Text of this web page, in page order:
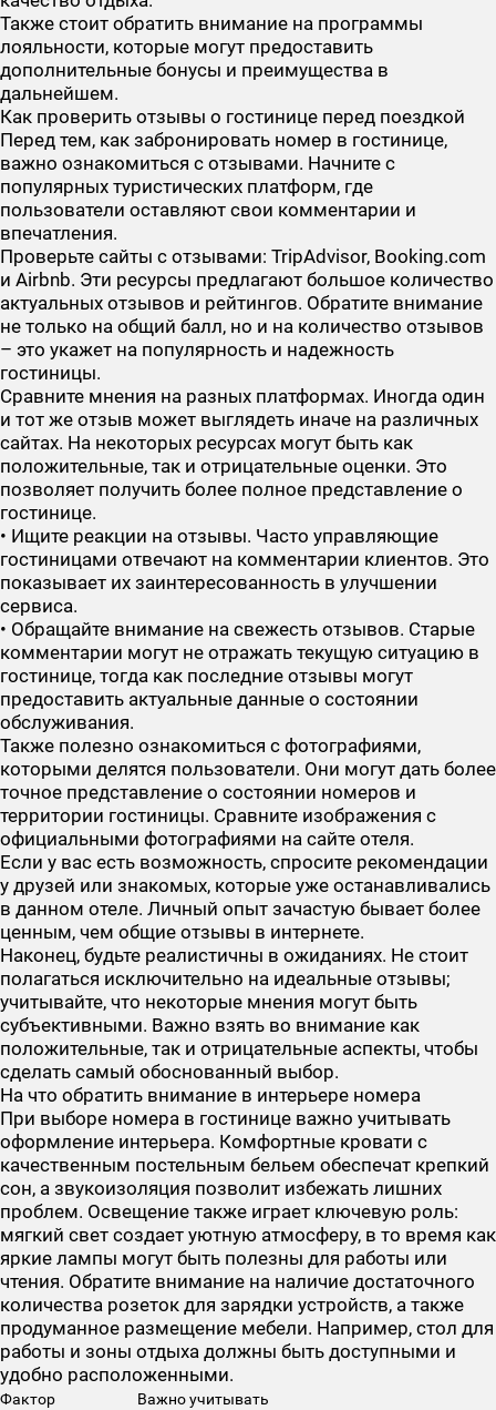
Также стоит обратить внимание на программы
лояльности, которые могут предоставить
дополнительные бонусы и преимущества в
дальнейшем.
Как проверить отзывы о гостинице перед поездкой
Перед тем, как забронировать номер в гостинице,
важно ознакомиться с отзывами. Начните с
популярных туристических платформ, где
пользователи оставляют свои комментарии и
впечатления.
Проверьте сайты с отзывами: TripAdvisor, Booking.com
и Airbnb. Эти ресурсы предлагают большое количество
актуальных отзывов и рейтингов. Обратите внимание
не только на общий балл, но и на количество отзывов
– это укажет на популярность и надежность
гостиницы.
Сравните мнения на разных платформах. Иногда один
и тот же отзыв может выглядеть иначе на различных
сайтах. На некоторых ресурсах могут быть как
положительные, так и отрицательные оценки. Это
позволяет получить более полное представление о
гостинице.
• Ищите реакции на отзывы. Часто управляющие
гостиницами отвечают на комментарии клиентов. Это
показывает их заинтересованность в улучшении
сервиса.
• Обращайте внимание на свежесть отзывов. Старые
комментарии могут не отражать текущую ситуацию в
гостинице, тогда как последние отзывы могут
предоставить актуальные данные о состоянии
обслуживания.
Также полезно ознакомиться с фотографиями,
которыми делятся пользователи. Они могут дать более
точное представление о состоянии номеров и
территории гостиницы. Сравните изображения с
официальными фотографиями на сайте отеля.
Если у вас есть возможность, спросите рекомендации
у друзей или знакомых, которые уже останавливались
в данном отеле. Личный опыт зачастую бывает более
ценным, чем общие отзывы в интернете.
Наконец, будьте реалистичны в ожиданиях. Не стоит
полагаться исключительно на идеальные отзывы;
учитывайте, что некоторые мнения могут быть
субъективными. Важно взять во внимание как
положительные, так и отрицательные аспекты, чтобы
сделать самый обоснованный выбор.
На что обратить внимание в интерьере номера
При выборе номера в гостинице важно учитывать
оформление интерьера. Комфортные кровати с
качественным постельным бельем обеспечат крепкий
сон, а звукоизоляция позволит избежать лишних
проблем. Освещение также играет ключевую роль:
мягкий свет создает уютную атмосферу, в то время как
яркие лампы могут быть полезны для работы или
чтения. Обратите внимание на наличие достаточного
количества розеток для зарядки устройств, а также
продуманное размещение мебели. Например, стол для
работы и зоны отдыха должны быть доступными и
удобно расположенными.
Фактор Важно учитывать